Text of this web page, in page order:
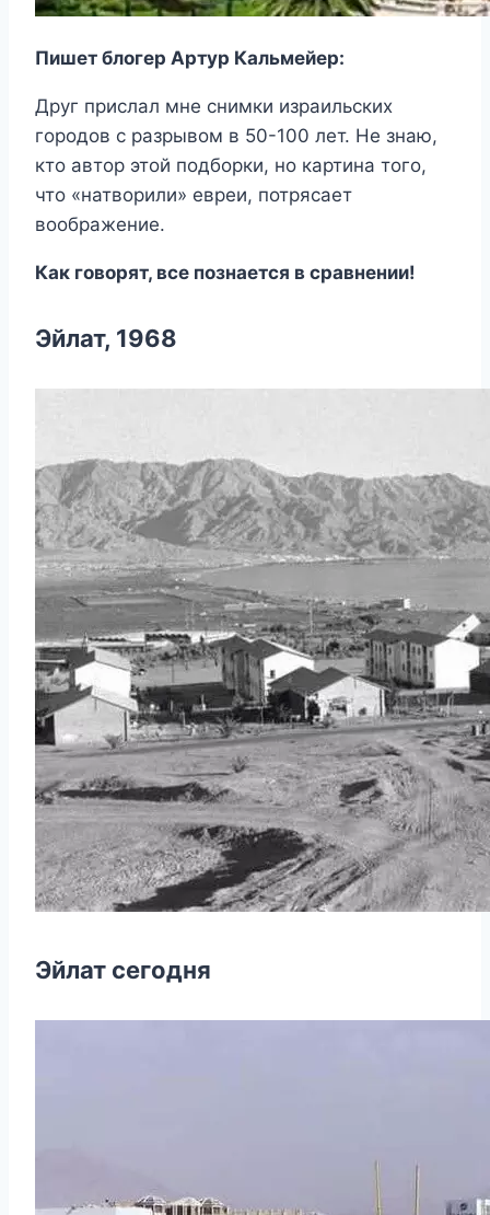
Пишет блогер Артур Кальмейер:
Друг прислал мне снимки израильских
городов с разрывом в 50-100 лет. Не знаю,
кто автор этой подборки, но картина того,
что «натворили» евреи, потрясает
воображение.
Как говорят, все познается в сравнении!
Эйлат, 1968
Эйлат сегодня